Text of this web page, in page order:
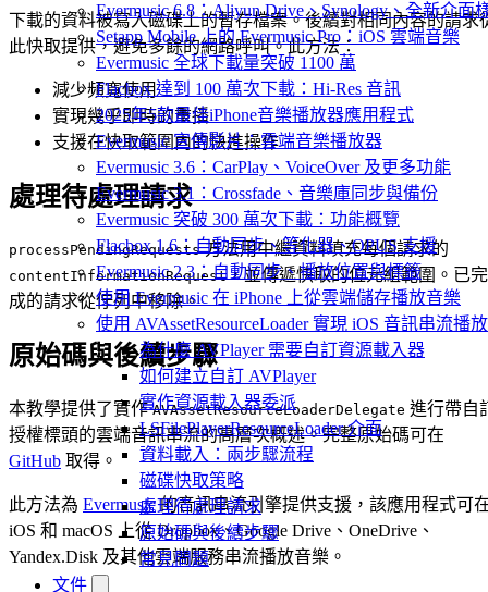
Evermusic 6.8：Aliyun Drive、Synology、全新介面
Setapp Mobile 上的 Evermusic Pro：iOS 雲端音樂
Evermusic 全球下載量突破 1100 萬
Flacbox 達到 100 萬次下載：Hi-Res 音訊
2025年5款最佳iPhone音樂播放器應用程式
Evermusic 宣傳影片：雲端音樂播放器
Evermusic 3.6：CarPlay、VoiceOver 及更多功能
Evermusic 3.1：Crossfade、音樂庫同步與備份
Evermusic 突破 300 萬次下載：功能概覽
Flacbox 1.6：自動同步、等化器、OPUS 支援
Evermusic 2.3：自動同步、播放位置與標籤
使用 Evermusic 在 iPhone 上從雲端儲存播放音樂
使用 AVAssetResourceLoader 實現 iOS 音訊串流播放
為什麼 AVPlayer 需要自訂資源載入器
如何建立自訂 AVPlayer
實作資源載入器委派
LSFilePlayerResourceLoader 介面
資料載入：兩步驟流程
磁碟快取策略
處理待處理請求
原始碼與後續步驟
常見問題
文件
下載的資料被寫入磁碟上的暫存檔案。後續對相同內容的請求
此快取提供，避免多餘的網路呼叫。此方法：
減少頻寬使用
實現幾乎即時的重播
支援在快取範圍內的快進操作
處理待處理請求
processPendingRequests方法用中繼資料填充每個請求的
contentInformationRequest，並傳遞快取的位元組範圍。已完
成的請求從佇列中移除。
原始碼與後續步驟
本教學提供了實作AVAssetResourceLoaderDelegate 進行帶自
授權標頭的雲端音訊串流的高層次概述。完整原始碼可在
GitHub 取得。
此方法為 Evermusic的音訊串流引擎提供支援，該應用程式可
iOS 和 macOS 上從 Dropbox、Google Drive、OneDrive、
Yandex.Disk 及其他雲端服務串流播放音樂。